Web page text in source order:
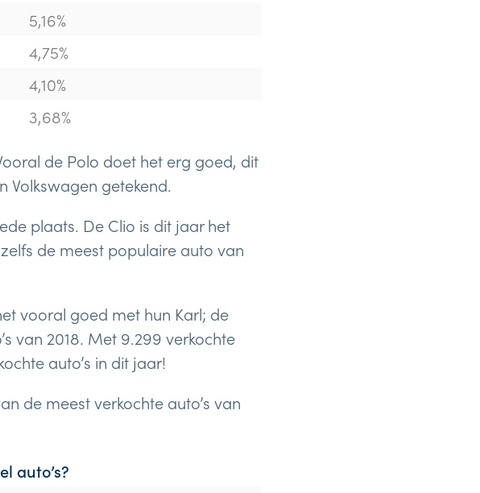
5,16%
4,75%
4,10%
3,68%
de Polo doet het erg goed, dit
Volkswagen getekend.
plaats. De Clio is dit jaar het
de meest populaire auto van
vooral goed met hun Karl; de
van 2018. Met 9.299 verkochte
auto’s in dit jaar!
de meest verkochte auto’s van
auto’s?